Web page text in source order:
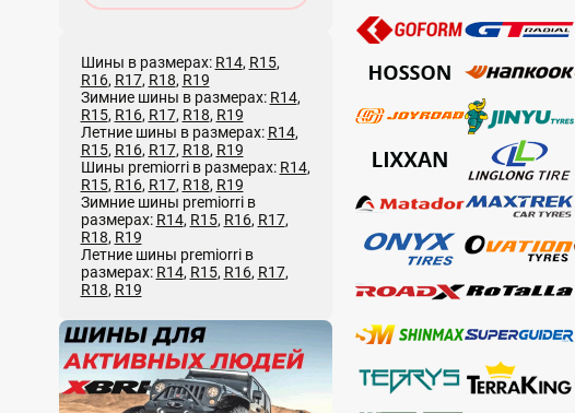
Шины в размерах: R14, R15,
R16, R17, R18, R19
Зимние шины в размерах: R14,
R15, R16, R17, R18, R19
Летние шины в размерах: R14,
R15, R16, R17, R18, R19
Шины premiorri в размерах: R14,
R15, R16, R17, R18, R19
Зимние шины premiorri в
размерах: R14, R15, R16, R17,
R18, R19
Летние шины premiorri в
размерах: R14, R15, R16, R17,
R18, R19